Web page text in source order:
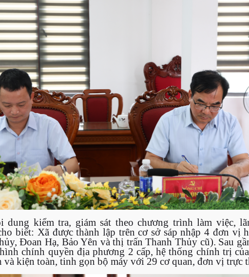
dung kiểm tra, giám sát theo chương trình làm việc,
biết: Xã được thành lập trên cơ sở sáp nhập 4 đơn vị
Đoan Hạ, Bảo Yên và thị trấn Thanh Thủy cũ). Sau
chính quyền địa phương 2 cấp, hệ thống chính trị
và kiện toàn, tinh gọn bộ máy với 29 cơ quan, đơn vị trực